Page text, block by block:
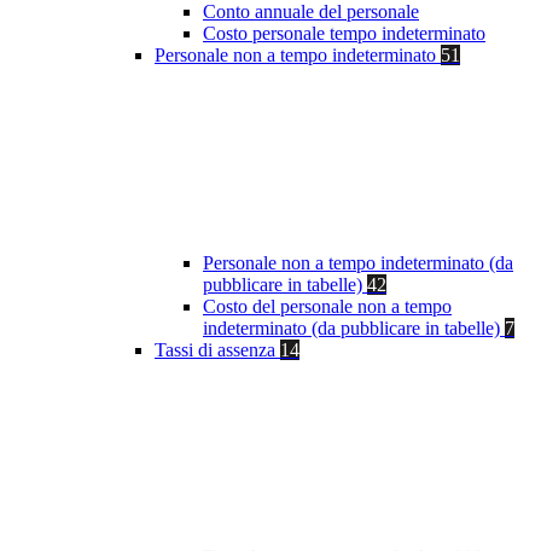
Conto annuale del personale
Costo personale tempo indeterminato
Personale non a tempo indeterminato 51
Personale non a tempo indeterminato (da
pubblicare in tabelle) 42
Costo del personale non a tempo
indeterminato (da pubblicare in tabelle) 7
Tassi di assenza 14